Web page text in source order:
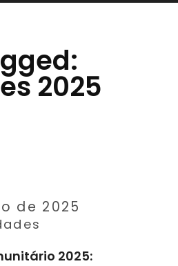
2025
de 2025
2025: